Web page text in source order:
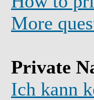
More
Private
Ich kann